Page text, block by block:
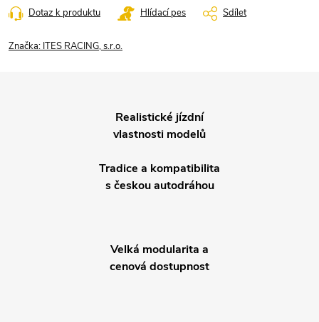
Dotaz k produktu Hlídací pes Sdílet
Značka: ITES RACING, s.r.o.
Realistické jízdní
vlastnosti modelů
Tradice a kompatibilita
s českou autodráhou
Velká modularita a
cenová dostupnost